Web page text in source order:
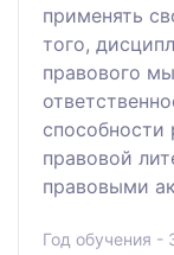
применять
того,
правового
способности
правовой
правовыми
Год обучения -